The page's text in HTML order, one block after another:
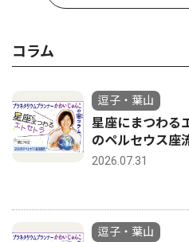
コラム
逗子・葉山
星座にまつわ
のペルセウス座
2026.07.31
逗子・葉山